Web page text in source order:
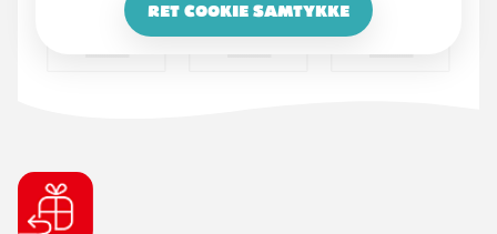
RET COOKIE SAMTYKKE